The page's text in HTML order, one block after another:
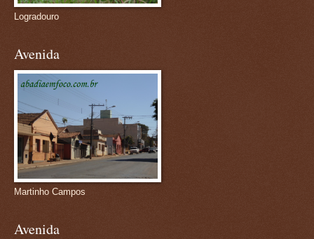
Logradouro
Avenida
Martinho Campos
Avenida